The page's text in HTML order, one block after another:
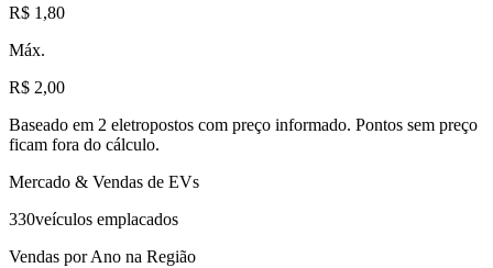
R$ 1,80
Máx.
R$ 2,00
Baseado em 2 eletropostos com preço informado. Pontos sem preço
ficam fora do cálculo.
Mercado & Vendas de EVs
330veículos emplacados
Vendas por Ano na Região